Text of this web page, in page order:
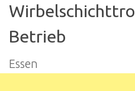
Betrieb
Essen